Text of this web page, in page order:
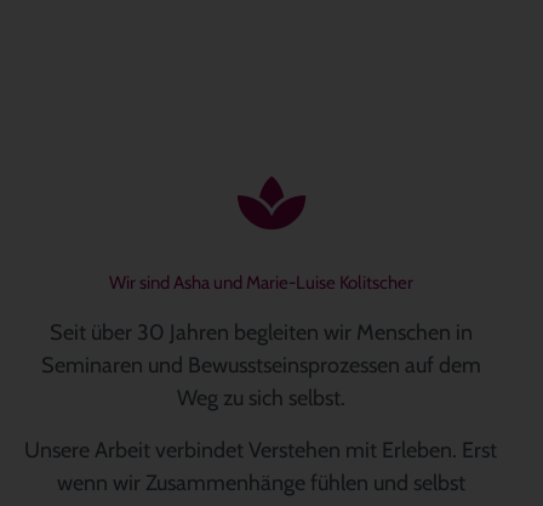
Wir sind Asha und Marie-Luise Kolitscher
Seit über 30 Jahren begleiten wir Menschen in
Seminaren und Bewusstseinsprozessen auf dem
Weg zu sich selbst.
Unsere Arbeit verbindet Verstehen mit Erleben. Erst
wenn wir Zusammenhänge fühlen und selbst